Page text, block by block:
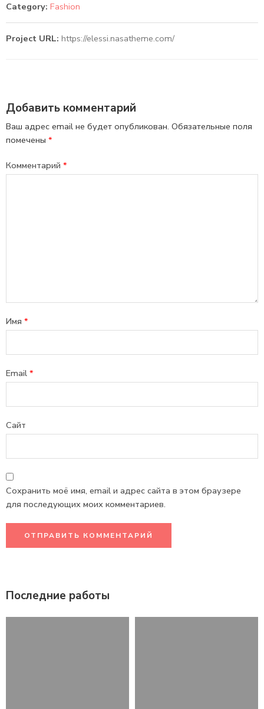
Category: Fashion
Project URL: https://elessi.nasatheme.com/
Добавить комментарий
Ваш адрес email не будет опубликован. Обязательные поля
помечены *
Комментарий *
Имя *
Email *
Сайт
Сохранить моё имя, email и адрес сайта в этом браузере
для последующих моих комментариев.
Последние работы